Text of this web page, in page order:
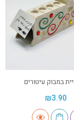
במבוק עיטורים
₪3.90